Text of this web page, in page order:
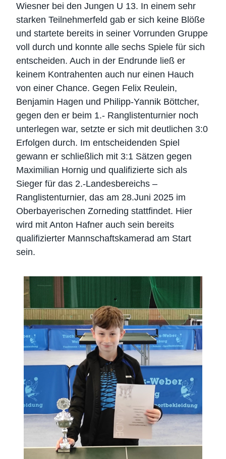
Wiesner bei den Jungen U 13. In einem sehr
starken Teilnehmerfeld gab er sich keine Blöße
und startete bereits in seiner Vorrunden Gruppe
voll durch und konnte alle sechs Spiele für sich
entscheiden. Auch in der Endrunde ließ er
keinem Kontrahenten auch nur einen Hauch
von einer Chance. Gegen Felix Reulein,
Benjamin Hagen und Philipp-Yannik Böttcher,
gegen den er beim 1.- Ranglistenturnier noch
unterlegen war, setzte er sich mit deutlichen 3:0
Erfolgen durch. Im entscheidenden Spiel
gewann er schließlich mit 3:1 Sätzen gegen
Maximilian Hornig und qualifizierte sich als
Sieger für das 2.-Landesbereichs –
Ranglistenturnier, das am 28.Juni 2025 im
Oberbayerischen Zorneding stattfindet. Hier
wird mit Anton Hafner auch sein bereits
qualifizierter Mannschaftskamerad am Start
sein.